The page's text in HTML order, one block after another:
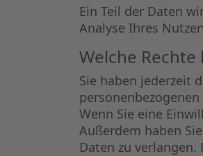
Ein Teil der Daten
Analyse Ihres
Welche
Sie haben jederzeit
Wenn Sie eine
Außerdem haben
Daten zu